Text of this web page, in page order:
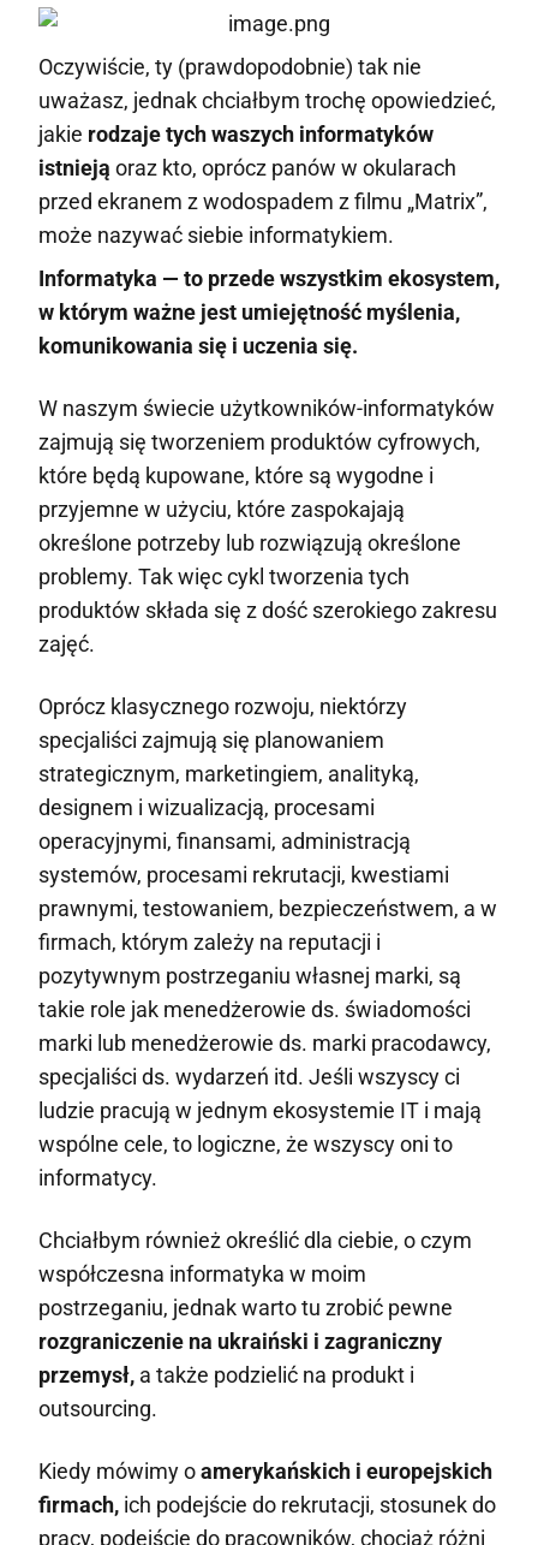
Oczywiście, ty (prawdopodobnie) tak nie
uważasz, jednak chciałbym trochę opowiedzieć,
jakie rodzaje tych waszych informatyków
istnieją oraz kto, oprócz panów w okularach
przed ekranem z wodospadem z filmu „Matrix”,
może nazywać siebie informatykiem.
Informatyka — to przede wszystkim ekosystem,
w którym ważne jest umiejętność myślenia,
komunikowania się i uczenia się.
W naszym świecie użytkowników-informatyków
zajmują się tworzeniem produktów cyfrowych,
które będą kupowane, które są wygodne i
przyjemne w użyciu, które zaspokajają
określone potrzeby lub rozwiązują określone
problemy. Tak więc cykl tworzenia tych
produktów składa się z dość szerokiego zakresu
zajęć.
Oprócz klasycznego rozwoju, niektórzy
specjaliści zajmują się planowaniem
strategicznym, marketingiem, analityką,
designem i wizualizacją, procesami
operacyjnymi, finansami, administracją
systemów, procesami rekrutacji, kwestiami
prawnymi, testowaniem, bezpieczeństwem, a w
firmach, którym zależy na reputacji i
pozytywnym postrzeganiu własnej marki, są
takie role jak menedżerowie ds. świadomości
marki lub menedżerowie ds. marki pracodawcy,
specjaliści ds. wydarzeń itd. Jeśli wszyscy ci
ludzie pracują w jednym ekosystemie IT i mają
wspólne cele, to logiczne, że wszyscy oni to
informatycy.
Chciałbym również określić dla ciebie, o czym
współczesna informatyka w moim
postrzeganiu, jednak warto tu zrobić pewne
rozgraniczenie na ukraiński i zagraniczny
przemysł, a także podzielić na produkt i
outsourcing.
Kiedy mówimy oamerykańskich i europejskich
firmach, ich podejście do rekrutacji, stosunek do
pracy, podejście do pracowników, chociaż różni